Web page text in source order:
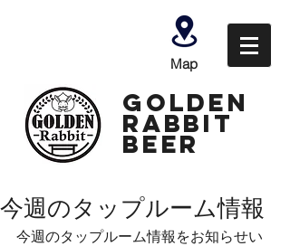
Map
GOLDEN
Rabbit
Beer
今週のタップルーム情報
今週のタップルーム情報をお知らせい